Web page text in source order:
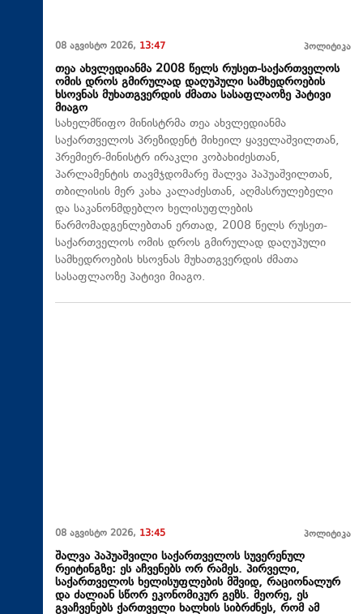
08 აგვისტო 2026, 13:47 პოლიტიკა
თეა ახვლედიანმა 2008 წელს რუსეთ-საქართველოს
ომის დროს გმირულად დაღუპული სამხედროების
ხსოვნას მუხათგვერდის ძმათა სასაფლაოზე პატივი
მიაგო
სახელმწიფო მინისტრმა თეა ახვლედიანმა
საქართველოს პრეზიდენტ მიხეილ ყაველაშვილთან,
პრემიერ-მინისტრ ირაკლი კობახიძესთან,
პარლამენტის თავმჯდომარე შალვა პაპუაშვილთან,
თბილისის მერ კახა კალაძესთან, აღმასრულებელი
და საკანონმდებლო ხელისუფლების
წარმომადგენლებთან ერთად, 2008 წელს რუსეთ-
საქართველოს ომის დროს გმირულად დაღუპული
სამხედროების ხსოვნას მუხათგვერდის ძმათა
სასაფლაოზე პატივი მიაგო.
08 აგვისტო 2026, 13:45 პოლიტიკა
შალვა პაპუაშვილი საქართველოს სუვერენულ
რეიტინგზე: ეს აჩვენებს ორ რამეს. პირველი,
საქართველოს ხელისუფლების მშვიდ, რაციონალურ
და ძალიან სწორ ეკონომიკურ გეზს. მეორე, ეს
გვაჩვენებს ქართველი ხალხის სიბრძნეს, რომ ამ